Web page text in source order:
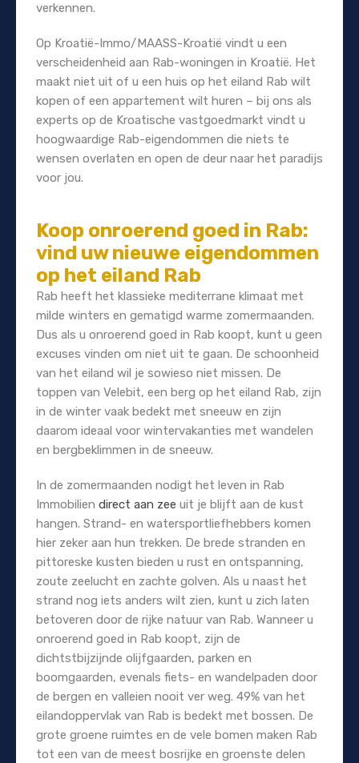
verkennen.
Op Kroatië-Immo/MAASS-Kroatië vindt u een
verscheidenheid aan Rab-woningen in Kroatië. Het
maakt niet uit of u een huis op het eiland Rab wilt
kopen of een appartement wilt huren – bij ons als
experts op de Kroatische vastgoedmarkt vindt u
hoogwaardige Rab-eigendommen die niets te
wensen overlaten en open de deur naar het paradijs
voor jou.
Koop onroerend goed in Rab:
vind uw nieuwe eigendommen
op het eiland Rab
Rab heeft het klassieke mediterrane klimaat met
milde winters en gematigd warme zomermaanden.
Dus als u onroerend goed in Rab koopt, kunt u geen
excuses vinden om niet uit te gaan. De schoonheid
van het eiland wil je sowieso niet missen. De
toppen van Velebit, een berg op het eiland Rab, zijn
in de winter vaak bedekt met sneeuw en zijn
daarom ideaal voor wintervakanties met wandelen
en bergbeklimmen in de sneeuw.
In de zomermaanden nodigt het leven in Rab
Immobilien direct aan zee uit je blijft aan de kust
hangen. Strand- en watersportliefhebbers komen
hier zeker aan hun trekken. De brede stranden en
pittoreske kusten bieden u rust en ontspanning,
zoute zeelucht en zachte golven. Als u naast het
strand nog iets anders wilt zien, kunt u zich laten
betoveren door de rijke natuur van Rab. Wanneer u
onroerend goed in Rab koopt, zijn de
dichtstbijzijnde olijfgaarden, parken en
boomgaarden, evenals fiets- en wandelpaden door
de bergen en valleien nooit ver weg. 49% van het
eilandoppervlak van Rab is bedekt met bossen. De
grote groene ruimtes en de vele bomen maken Rab
tot een van de meest bosrijke en groenste delen